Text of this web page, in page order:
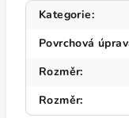
Kategorie:
Povrchová
Rozměr:
Rozměr: